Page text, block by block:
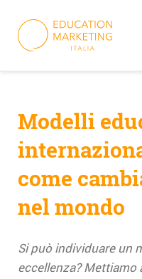
content
Modelli
come
nel mondo
Si può individuare un
eccellenza?